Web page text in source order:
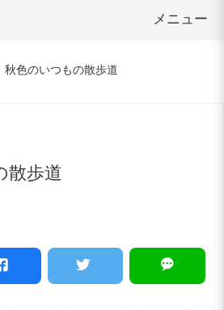
メニュー
秋色のいつもの散歩道
散歩道